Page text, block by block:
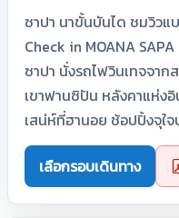
ซาปา นาขั้นบันได ชมวิวแ
Check in MOANA
ซาปา นั่งรถไฟวินเทจจา
เขาฟานซิปัน หลังคาแห่ง
เสน่ห์ที่ฮานอย ช้อปปิ้งจุใ
เลือกรอบเดินทาง